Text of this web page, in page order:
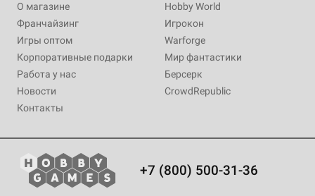
О магазине
Франчайзинг
Игры оптом
Корпоративные подарки
Работа у нас
Новости
Контакты
Hobby World
Игрокон
Warforge
Мир фантастики
Берсерк
CrowdRepublic
+7 (800) 500-31-36